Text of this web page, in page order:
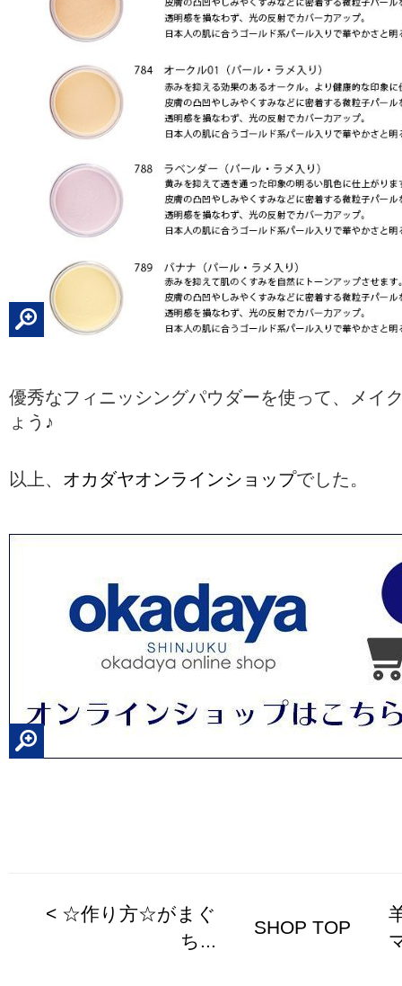
優秀なフィニッシングパウダーを使って、メイ
ょう♪
以上、 オカダヤオンラインショップでした。
< ☆作り方☆がまぐ
ち...
SHOP TOP